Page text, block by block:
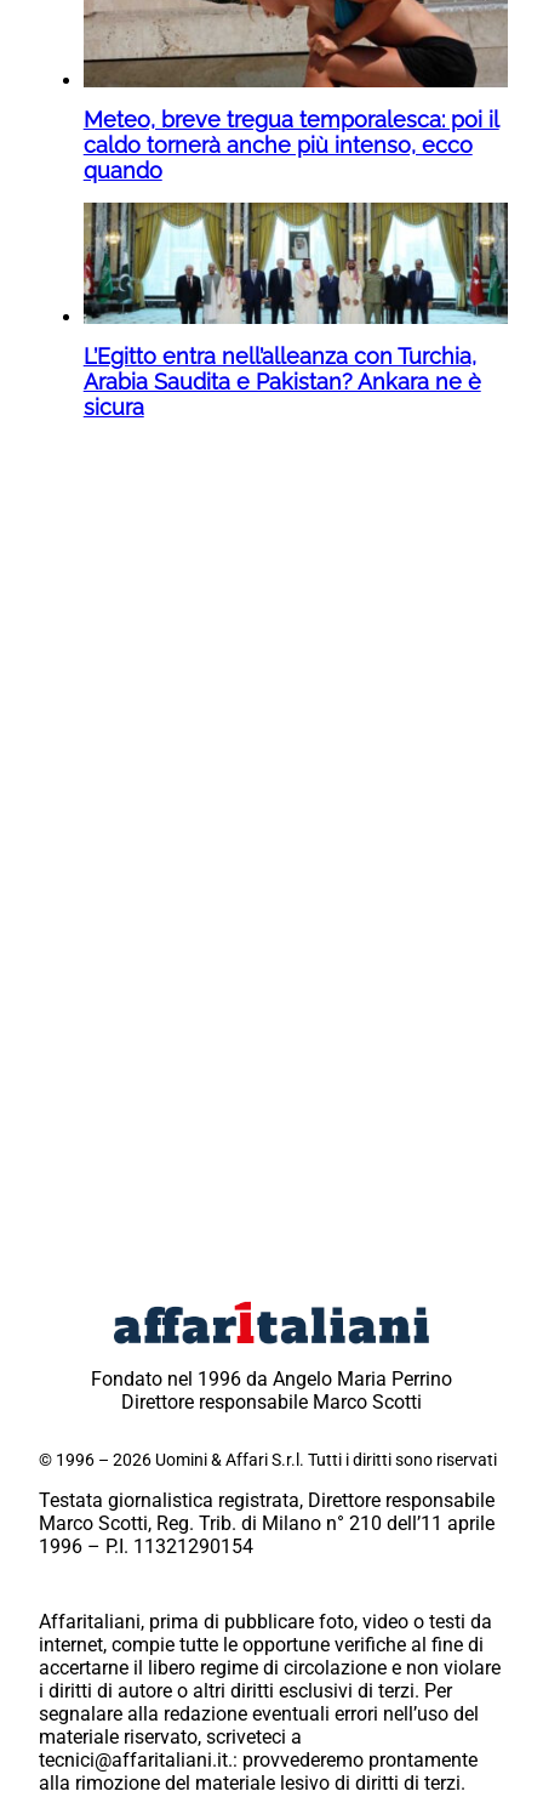
Meteo, breve tregua temporalesca: poi il
caldo tornerà anche più intenso, ecco
quando
L’Egitto entra nell’alleanza con Turchia,
Arabia Saudita e Pakistan? Ankara ne è
sicura
Fondato nel 1996 da Angelo Maria Perrino
Direttore responsabile Marco Scotti
© 1996 – 2026 Uomini & Affari S.r.l. Tutti i diritti sono riservati
Testata giornalistica registrata, Direttore responsabile
Marco Scotti, Reg. Trib. di Milano n° 210 dell’11 aprile
1996 – P.I. 11321290154
Affaritaliani, prima di pubblicare foto, video o testi da
internet, compie tutte le opportune verifiche al fine di
accertarne il libero regime di circolazione e non violare
i diritti di autore o altri diritti esclusivi di terzi. Per
segnalare alla redazione eventuali errori nell’uso del
materiale riservato, scriveteci a
tecnici@affaritaliani.it.: provvederemo prontamente
alla rimozione del materiale lesivo di diritti di terzi.